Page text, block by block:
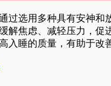
过选用多种具有安神和
解焦虑、减轻压力，促
入睡的质量，有助于改